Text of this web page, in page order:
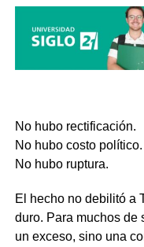
No hubo rectificación.
No hubo costo político.
No hubo ruptura.
El hecho no debilitó a
duro. Para muchos de
un exceso, sino una